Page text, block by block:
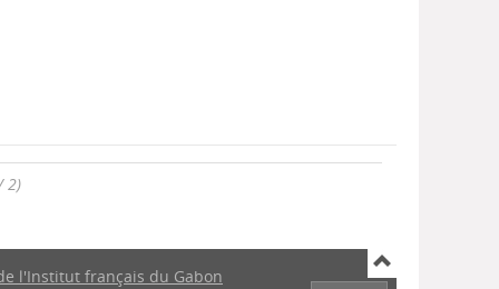
2)
l'Institut français du Gabon